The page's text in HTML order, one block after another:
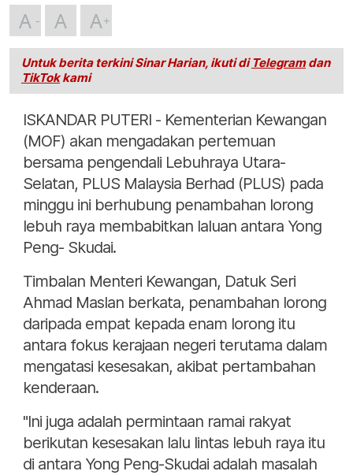
A A A
Untuk berita terkini Sinar Harian, ikuti di Telegramdan
TikTokkami
ISKANDAR PUTERI - Kementerian Kewangan
(MOF) akan mengadakan pertemuan
bersama pengendali Lebuhraya Utara-
Selatan, PLUS Malaysia Berhad (PLUS) pada
minggu ini berhubung penambahan lorong
lebuh raya membabitkan laluan antara Yong
Peng- Skudai.
Timbalan Menteri Kewangan, Datuk Seri
Ahmad Maslan berkata, penambahan lorong
daripada empat kepada enam lorong itu
antara fokus kerajaan negeri terutama dalam
mengatasi kesesakan, akibat pertambahan
kenderaan.
"Ini juga adalah permintaan ramai rakyat
berikutan kesesakan lalu lintas lebuh raya itu
di antara Yong Peng-Skudai adalah masalah